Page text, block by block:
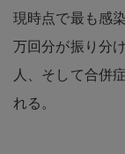
現時点で最も感
万回分が振り分
人、そして合併
れる。